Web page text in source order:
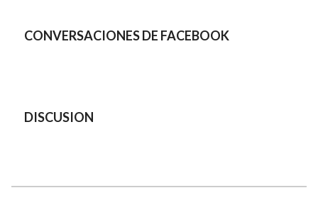
CONVERSACIONES DE FACEBOOK
DISCUSION